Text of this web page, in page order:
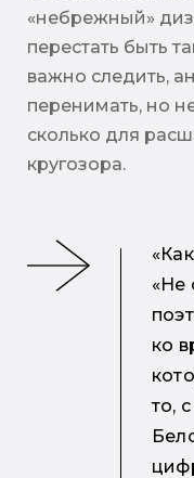
«небрежный»
перестать быть
важно следить,
перенимать, но
сколько для
кругозора.
«Не
ко
то,